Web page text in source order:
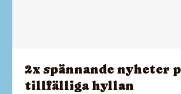
2x spännande nyheter
tillfälliga hyllan